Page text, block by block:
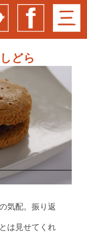
どら
気配。振り返
は見せてくれ